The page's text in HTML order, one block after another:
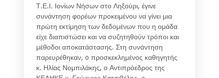
Τ.Ε.Ι. Ιονίων Νήσων στο Ληξούρι, έγινε
συνάντηση φορέων προκειμένου να γίνει μια
πρώτη εκτίμηση των δεδομένων που η ομάδα
είχε διαπιστώσει και να συζητηθούν τρόποι και
μέθοδοι αποκατάστασης. Στη συνάντηση
παρευρέθηκαν, o προσκεκλημένος καθηγητής
κ. Ηλίας Νομπιλάκης, ο Αντιπρόεδρος της